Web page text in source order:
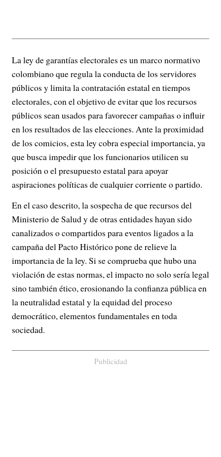
La ley de garantías electorales es un marco normativo
colombiano que regula la conducta de los servidores
públicos y limita la contratación estatal en tiempos
electorales, con el objetivo de evitar que los recursos
públicos sean usados para favorecer campañas o influir
en los resultados de las elecciones. Ante la proximidad
de los comicios, esta ley cobra especial importancia, ya
que busca impedir que los funcionarios utilicen su
posición o el presupuesto estatal para apoyar
aspiraciones políticas de cualquier corriente o partido.
En el caso descrito, la sospecha de que recursos del
Ministerio de Salud y de otras entidades hayan sido
canalizados o compartidos para eventos ligados a la
campaña del Pacto Histórico pone de relieve la
importancia de la ley. Si se comprueba que hubo una
violación de estas normas, el impacto no solo sería legal
sino también ético, erosionando la confianza pública en
la neutralidad estatal y la equidad del proceso
democrático, elementos fundamentales en toda
sociedad.
Publicidad